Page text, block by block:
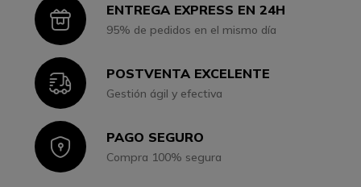
IconENTREGA EXPRESS EN 24H
95% de pedidos en el mismo día
IconPOSTVENTA EXCELENTE
Gestión ágil y efectiva
IconPAGO SEGURO
Compra 100% segura